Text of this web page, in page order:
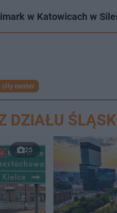
w Katowicach w
city center
DZIAŁU
25